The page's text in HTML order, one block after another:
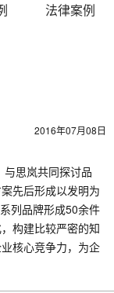
法律案例
2016年07月08日
与思岚共同探讨品
先后形成以发明为
列品牌形成50余件
构建比较严密的知
核心竞争力，为企